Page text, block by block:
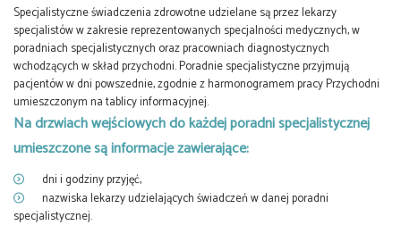
Specjalistyczne świadczenia zdrowotne udzielane są przez lekarzy
specjalistów w zakresie reprezentowanych specjalności medycznych, w
poradniach specjalistycznych oraz pracowniach diagnostycznych
wchodzących w skład przychodni. Poradnie specjalistyczne przyjmują
pacjentów w dni powszednie, zgodnie z harmonogramem pracy Przychodni
umieszczonym na tablicy informacyjnej.
Na drzwiach wejściowych do każdej poradni specjalistycznej
umieszczone są informacje zawierające:
dni i godziny przyjęć,
nazwiska lekarzy udzielających świadczeń w danej poradni
specjalistycznej.